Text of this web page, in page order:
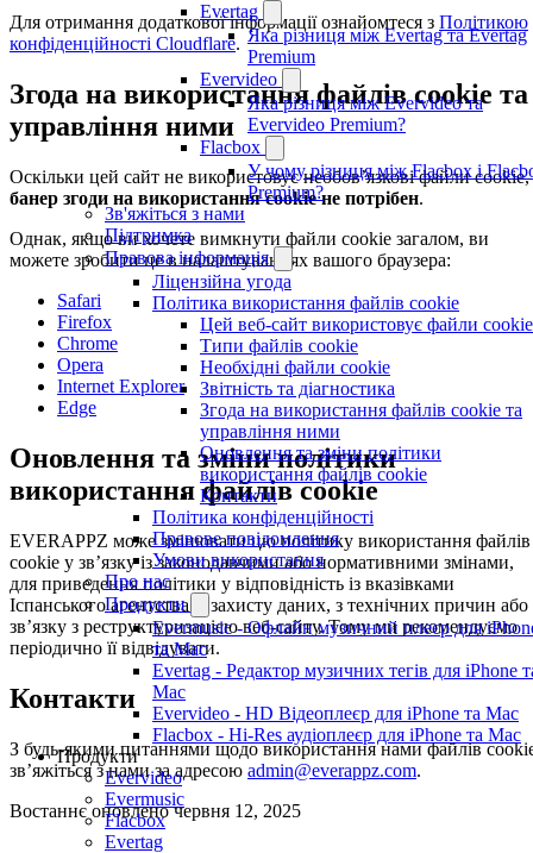
Evertag
Яка різниця між Evertag та Evertag
Premium
Evervideo
Яка різниця між Evervideo та
Evervideo Premium?
Flacbox
У чому різниця між Flacbox і
Premium?
Зв'яжіться з нами
Підтримка
Правова інформація
Ліцензійна угода
Політика використання файлів cookie
Цей веб-сайт використовує файли cookie
Типи файлів cookie
Необхідні файли cookie
Звітність та діагностика
Згода на використання файлів cookie та
управління ними
Оновлення та зміни політики
використання файлів cookie
Контакти
Політика конфіденційності
Правове повідомлення
Умови використання
Про нас
Продукти
Evermusic - Офлайн музичний плеєр для
та Mac
Evertag - Редактор музичних тегів для iPhone
Mac
Evervideo - HD Відеоплеєр для iPhone та Mac
Flacbox - Hi-Res аудіоплеєр для iPhone та Mac
Продукти
Evervideo
Evermusic
Flacbox
Evertag
Для отримання додаткової інформації ознайомтеся з Політикою
конфіденційності Cloudflare.
Згода на використання файлів cookie та
управління ними
Оскільки цей сайт не використовує необов’язкові файли cookie,
банер згоди на використання cookie не потрібен.
Однак, якщо ви хочете вимкнути файли cookie загалом, ви
можете зробити це в налаштуваннях вашого браузера:
Safari
Firefox
Chrome
Opera
Internet Explorer
Edge
Оновлення та зміни політики
використання файлів cookie
EVERAPPZ може змінювати цю політику використання файлів
cookie у зв’язку із законодавчими або нормативними змінами,
для приведення політики у відповідність із вказівками
Іспанського агентства із захисту даних, з технічних причин або
зв’язку з реструктуризацією веб-сайту. Тому ми рекомендуємо
періодично її відвідувати.
Контакти
З будь-якими питаннями щодо використання нами файлів
зв’яжіться з нами за адресою admin@everappz.com.
Востаннє оновленочервня 12, 2025